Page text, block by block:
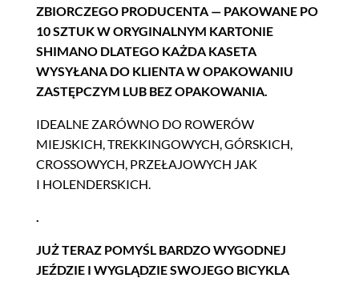
ZBIORCZEGO PRODUCENTA — PAKOWANE PO
10 SZTUK W ORYGINALNYM KARTONIE
SHIMANO DLATEGO KAŻDA KASETA
WYSYŁANA DO KLIENTA W OPAKOWANIU
ZASTĘPCZYM LUB BEZ OPAKOWANIA.
IDEALNE ZARÓWNO DO ROWERÓW
MIEJSKICH, TREKKINGOWYCH, GÓRSKICH,
CROSSOWYCH, PRZEŁAJOWYCH JAK
I HOLENDERSKICH.
.
JUŻ TERAZ POMYŚL BARDZO WYGODNEJ
JEŹDZIE I WYGLĄDZIE SWOJEGO BICYKLA